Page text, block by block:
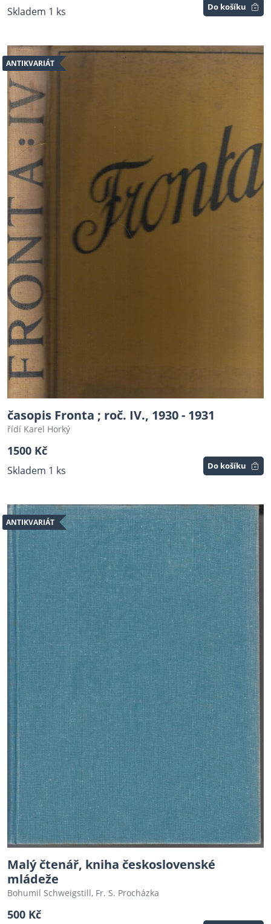
Skladem 1 ks Do košíku
ANTIKVARIÁT
časopis Fronta ; roč. IV., 1930 - 1931
řídí Karel Horký
1500 Kč
Skladem 1 ks Do košíku
ANTIKVARIÁT
Malý čtenář, kniha československé
mládeže
Bohumil Schweigstill, Fr. S. Procházka
500 Kč